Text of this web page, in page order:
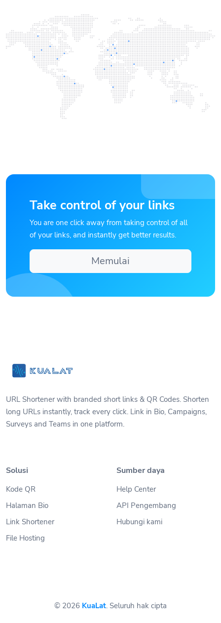
Take control of your links
You are one click away from taking control of all
of your links, and instantly get better results.
Memulai
URL Shortener with branded short links & QR Codes. Shorten
long URLs instantly, track every click. Link in Bio, Campaigns,
Surveys and Teams in one platform.
Solusi
Kode QR
Halaman Bio
Link Shortener
File Hosting
Sumber daya
Help Center
API Pengembang
Hubungi kami
© 2026 KuaLat. Seluruh hak cipta